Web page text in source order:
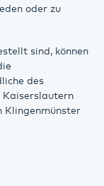
oder zu
sind, können
des
Kaiserslautern
Klingenmünster